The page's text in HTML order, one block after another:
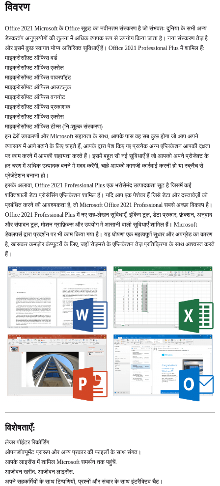
विवरण
Office 2021 Microsoft के Office सुइट का नवीनतम संस्करण है जो संभवतः दुनिया के सभी अन्य
डेस्कटॉप अनुप्रयोगों की तुलना में अधिक व्यापक रूप से उपयोग किया जाता है। नया संस्करण तेज़ है
और इसमें कुछ स्वागत योग्य अतिरिक्त सुविधाएँ हैं। Office 2021 Professional Plus में शामिल हैं:
माइक्रोसॉफ़्ट ऑफिस वर्ड
माइक्रोसॉफ्ट ऑफिस एक्सेल
माइक्रोसॉफ्ट ऑफिस पावरपॉइंट
माइक्रोसॉफ्ट ऑफिस आउटलुक
माइक्रोसॉफ्ट ऑफिस वननोट
माइक्रोसॉफ्ट ऑफिस प्रकाशक
माइक्रोसॉफ्ट ऑफिस एक्सेस
माइक्रोसॉफ्ट ऑफिस टीम्स (निःशुल्क संस्करण)
इन ढेरों उपकरणों और Microsoft सहायता के साथ, आपके पास वह सब कुछ होगा जो आप अपने
व्यवसाय में आगे बढ़ाने के लिए चाहते हैं, आपके द्वारा पेश किए गए प्रत्येक अन्य एप्लिकेशन आपकी दक्षता
पर काम करने में आपकी सहायता करते हैं। इसमें बहुत सी नई सुविधाएँ हैं जो आपको अपने प्रोजेक्ट के
हर चरण में अधिक उत्पादक बनने में मदद करेंगी, चाहे आपको कागजी कार्रवाई करनी हो या स्क्रैच से
प्रेजेंटेशन बनाना हो।
इसके अलावा, Office 2021 Professional Plus एक भरोसेमंद उत्पादकता सूट है जिसमें कई
शक्तिशाली डेटा प्रोसेसिंग एप्लिकेशन शामिल हैं। यदि आप एक पेशेवर हैं जिसे डेटा और दस्तावेज़ों को
प्रबंधित करने की आवश्यकता है, तो Microsoft Office 2021 Professional सबसे अच्छा विकल्प है।
Office 2021 Professional Plus में नए सह-लेखन सुविधाएँ, इंकिंग टूल, डेटा प्रकार, फ़ंक्शन, अनुवाद
और संपादन टूल, मोशन ग्राफ़िक्स और उपयोग में आसानी वाली सुविधाएँ शामिल हैं। Microsoft
डेवलपर्स द्वारा प्रदर्शन पर भी काम किया गया है। यह घोषणा एक महत्वपूर्ण सुधार और अपग्रेड का कारण
है, खासकर कमज़ोर कंप्यूटरों के लिए, जहाँ रोज़मर्रा के एप्लिकेशन तेज़ प्रतिक्रिया के साथ आश्वस्त करते
हैं।
विशेषताएँ:
लेजर पॉइंटर रिकॉर्डिंग.
ओपनडॉक्यूमेंट प्रारूप और अन्य प्रकार की फाइलों के साथ संगत।
आपके लाइसेंस में शामिल Microsoft समर्थन तक पहुंचें.
आजीवन खरीद: आजीवन लाइसेंस.
अपने सहकर्मियों के साथ टिप्पणियों, प्रश्नों और संचार के साथ इंटरैक्टिव चैट।